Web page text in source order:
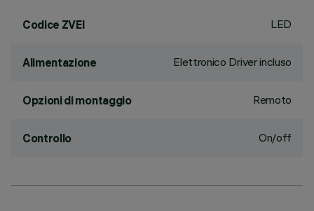
Codice ZVEI LED
Alimentazione Elettronico Driver incluso
Opzioni di montaggio Remoto
Controllo On/off